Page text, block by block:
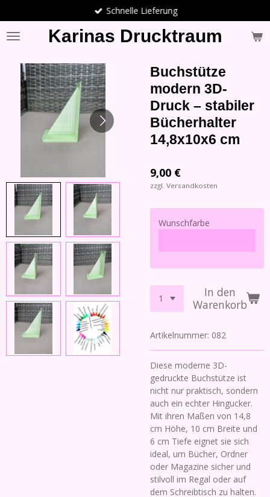
Hauptinhalt
springen
Karinas Drucktraum
Schnelle Lieferung
Buchstütze
modern 3D-
Druck – stabiler
Bücherhalter
14,8x10x6 cm
9,00 €
zzgl. Versandkosten
Wunschfarbe
In den
Warenkorb
Artikelnummer: 082
Diese moderne 3D-
gedruckte Buchstütze ist
nicht nur praktisch, sondern
auch ein echter Hingucker.
Mit ihren Maßen von 14,8
cm Höhe, 10 cm Breite und
6 cm Tiefe eignet sie sich
ideal, um Bücher, Ordner
oder Magazine sicher und
stilvoll im Regal oder auf
dem Schreibtisch zu halten.